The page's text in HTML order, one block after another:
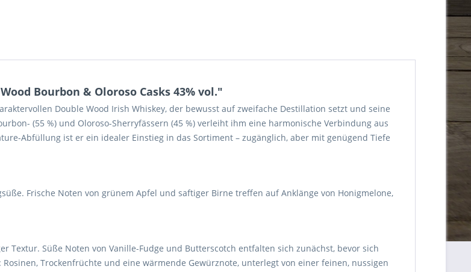
Bourbon & Oloroso Casks 43% vol."
Double Wood Irish Whiskey, der bewusst auf zweifache Destillation setzt und seine
(55 %) und Oloroso-Sherryfässern (45 %) verleiht ihm eine harmonische Verbindung aus
Abfüllung ist er ein idealer Einstieg in das Sortiment – zugänglich, aber mit genügend Tiefe
Frische Noten von grünem Apfel und saftiger Birne treffen auf Anklänge von Honigmelone,
Textur. Süße Noten von Vanille-Fudge und Butterscotch entfalten sich zunächst, bevor sich
Trockenfrüchte und eine wärmende Gewürznote, unterlegt von einer feinen, nussigen